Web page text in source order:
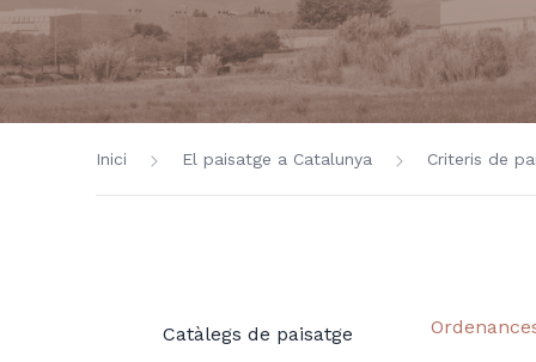
Inici El paisatge a Catalunya Criteris de
Catàlegs de paisatge